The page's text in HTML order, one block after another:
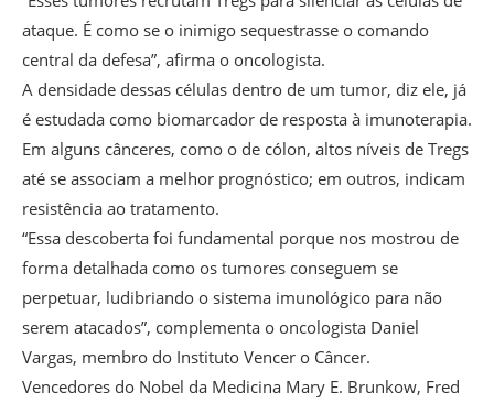
ataque. É como se o inimigo sequestrasse o comando
central da defesa”, afirma o oncologista.
A densidade dessas células dentro de um tumor, diz ele, já
é estudada como biomarcador de resposta à imunoterapia.
Em alguns cânceres, como o de cólon, altos níveis de Tregs
até se associam a melhor prognóstico; em outros, indicam
resistência ao tratamento.
“Essa descoberta foi fundamental porque nos mostrou de
forma detalhada como os tumores conseguem se
perpetuar, ludibriando o sistema imunológico para não
serem atacados”, complementa o oncologista Daniel
Vargas, membro do Instituto Vencer o Câncer.
Vencedores do Nobel da Medicina Mary E. Brunkow, Fred